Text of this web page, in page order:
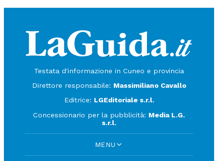
Testata d'informazione in Cuneo e provincia
Direttore responsabile: Massimiliano Cavallo
Editrice: LGEditoriale s.r.l.
Concessionario per la pubblicità: Media L.G.
s.r.l.
MENU